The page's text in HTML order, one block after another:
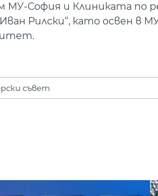
МУ-София и Клиниката по
Рилски“, като освен в
съвет